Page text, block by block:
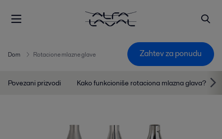
Dom Rotacione mlazne glave Zahtev za ponudu
Povezani prizvodi Kako funkcioniše rotaciona mlazna glava?